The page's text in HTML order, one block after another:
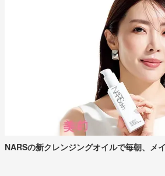
NARSの新クレンジングオイルで毎朝、メ